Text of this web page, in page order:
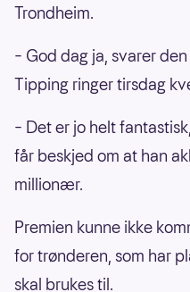
Trondheim.
– God dag ja, svarer
Tipping ringer tirsdag
– Det er jo helt
får beskjed om at han
millionær.
Premien kunne ikke
for trønderen, som har
skal brukes til.